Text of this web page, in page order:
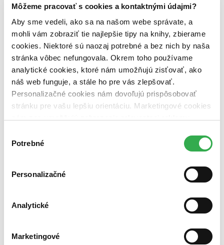
Môžeme pracovať s cookies a kontaktnými údajmi?
Aby sme vedeli, ako sa na našom webe správate, a
mohli vám zobraziť tie najlepšie tipy na knihy, zbierame
cookies. Niektoré sú naozaj potrebné a bez nich by naša
stránka vôbec nefungovala. Okrem toho používame
analytické cookies, ktoré nám umožňujú zisťovať, ako
náš web funguje, a stále ho pre vás zlepšovať.
Personalizačné cookies nám dovoľujú prispôsobovať
stránku pre vašu lepšiu orientáciu. Marketingové cookies
nám pomohlo, keby sme mohli používať všetky tieto
súhlasu
Potrebné
Personalizačné
Analytické
Marketingové
predpredaj (0 titulov)predpredaj
dostupná (bez vypredaných) (0 titulov)dostupná (bez
vypredaných)
nová (0 titulov)nová
čítaná (0 titulov)čítaná
čítaná - výborný stav (0 titulov)čítaná - výborný stav
čítaná - mierne opotrebovaná (0 titulov)čítaná - mierne
opotrebovaná
čítané verzie vypredaných kníh (0 titulov)čítané verzie
vypredaných kníh
Bestsellery
Najdrahšie